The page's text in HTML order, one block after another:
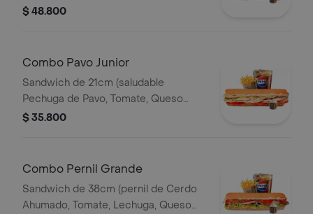
Mozzarella, Lechuga y Salsa de Ajo)
$ 48.800
Combo Pavo Junior
Sandwich de 21cm (saludable
Pechuga de Pavo, Tomate, Queso
Mozzarella, Lechuga y Salsa de Ajo)
$ 35.800
Combo Pernil Grande
Sandwich de 38cm (pernil de Cerdo
Ahumado, Tomate, Lechuga, Queso